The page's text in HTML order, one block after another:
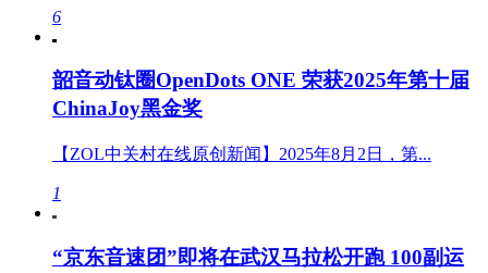
6
韶音动钛圈OpenDots ONE 荣获2025年第十届
ChinaJoy黑金奖
【ZOL中关村在线原创新闻】2025年8月2日，第...
1
“京东音速团”即将在武汉马拉松开跑 100副运